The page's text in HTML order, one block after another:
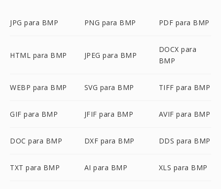
JPG para BMP PNG para BMP PDF para BMP
HTML para BMP JPEG para BMP
DOCX para
BMP
WEBP para BMP SVG para BMP TIFF para BMP
GIF para BMP JFIF para BMP AVIF para BMP
DOC para BMP DXF para BMP DDS para BMP
TXT para BMP AI para BMP XLS para BMP